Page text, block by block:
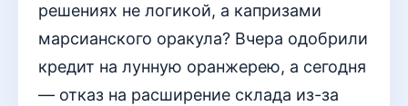
решениях не логикой, а капризами
марсианского оракула? Вчера одобрили
кредит на лунную оранжерею, а сегодня
— отказ на расширение склада из-за